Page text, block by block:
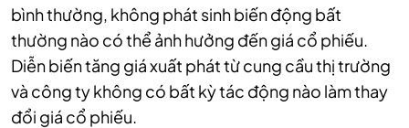
bình thường, không phát sinh biến động bất
thường nào có thể ảnh hưởng đến giá cổ phiếu.
Diễn biến tăng giá xuất phát từ cung cầu thị trường
và công ty không có bất kỳ tác động nào làm thay
đổi giá cổ phiếu.